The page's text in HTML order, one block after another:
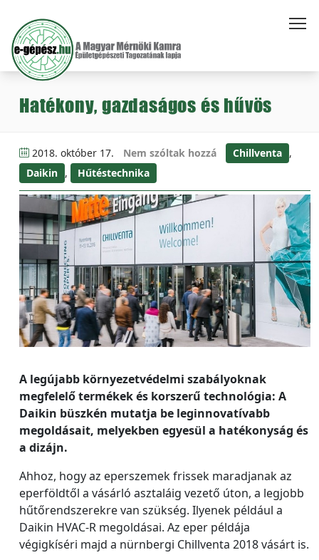
Hatékony, gazdaságos és hűvös
2018. október 17. Nem szóltak hozzá Chillventa ,
Daikin , Hűtéstechnika
A legújabb környezetvédelmi szabályoknak
megfelelő termékek és korszerű technológia: A
Daikin büszkén mutatja be leginnovatívabb
megoldásait, melyekben egyesül a hatékonyság és
a dizájn.
Ahhoz, hogy az eperszemek frissek maradjanak az
eperföldtől a vásárló asztaláig vezető úton, a legjobb
hűtőrendszerekre van szükség. Ilyenek például a
Daikin HVAC-R megoldásai. Az eper példája
végigkíséri majd a nürnbergi Chillventa 2018 vásárt is.